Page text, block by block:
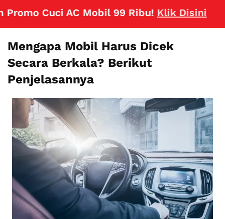
Cuci AC Mobil 99 Ribu!Klik Disini
Mengapa Mobil Harus Dicek
Secara Berkala? Berikut
Penjelasannya